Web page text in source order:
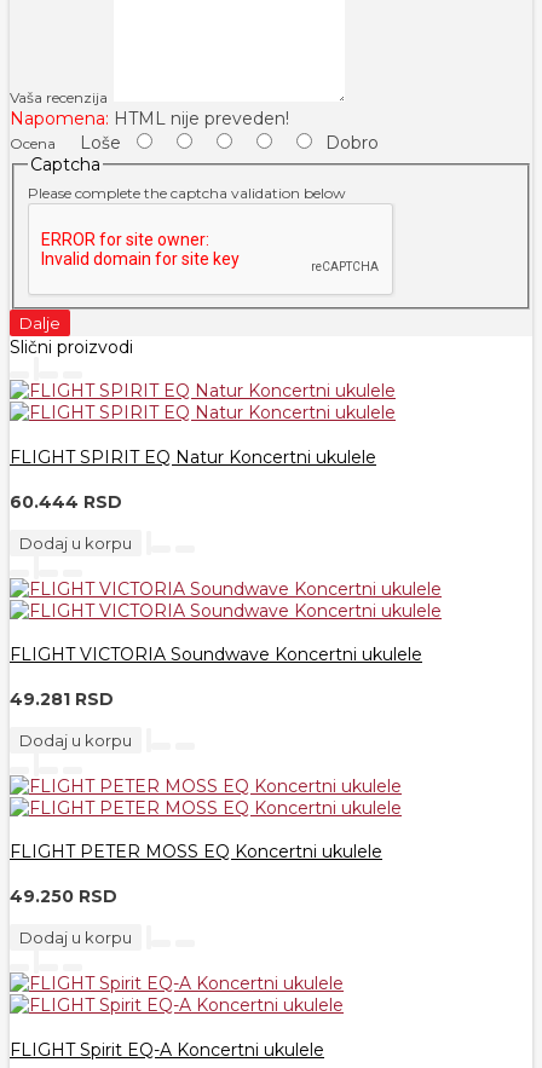
Vaša recenzija
Napomena: HTML nije preveden!
Ocena Loše
Dobro
Captcha
Please complete the captcha validation below
Dalje
Slični proizvodi
FLIGHT SPIRIT EQ Natur Koncertni ukulele
60.444 RSD
Dodaj u korpu
FLIGHT VICTORIA Soundwave Koncertni ukulele
49.281 RSD
Dodaj u korpu
FLIGHT PETER MOSS EQ Koncertni ukulele
49.250 RSD
Dodaj u korpu
FLIGHT Spirit EQ-A Koncertni ukulele